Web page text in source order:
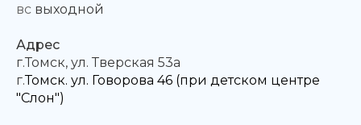
вс выходной
Адрес
г.Томск, ул. Тверская 53а
г.Томск. ул. Говорова 46 (при детском центре
"Слон")